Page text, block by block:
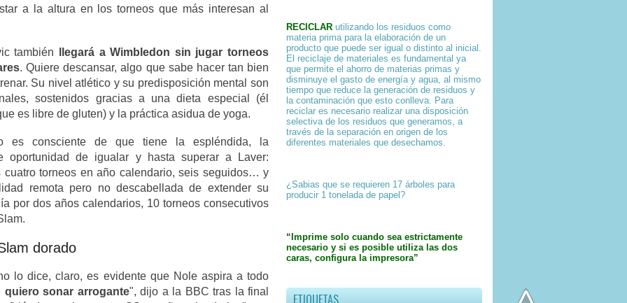
a la altura en los torneos que más interesan al
también
llegará a Wimbledon sin jugar torneos
. Quiere descansar, algo que sabe hacer tan bien
Su nivel atlético y su predisposición mental son
sostenidos gracias a una dieta especial (él
es libre de gluten) y la práctica asidua de yoga.
es consciente de que tiene la espléndida, la
oportunidad de igualar y hasta superar a Laver:
cuatro torneos en año calendario, seis seguidos… y
remota pero no descabellada de extender su
por dos años calendarios, 10 torneos consecutivos
dorado
lo dice, claro, es evidente que Nole aspira a todo
quiero sonar arrogante", dijo a la BBC tras la final
RECICLAR utilizando los residuos como
materia prima para la elaboración de un
producto que puede ser igual o distinto al inicial.
El reciclaje de materiales es fundamental ya
que permite el ahorro de materias primas y
disminuye el gasto de energía y agua, al mismo
tiempo que reduce la generación de residuos y
la contaminación que esto conlleva. Para
reciclar es necesario realizar una disposición
selectiva de los residuos que generamos, a
través de la separación en origen de los
diferentes materiales que desechamos.
¿Sabias que se requieren 17 árboles para
producir 1 tonelada de papel?
“Imprime solo cuando sea estrictamente
necesario y si es posible utiliza las dos
caras, configura la impresora”